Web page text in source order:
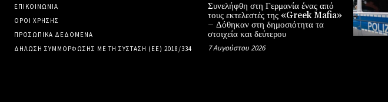
ΕΠΙΚΟΙΝΩΝΙΑ
ΟΡΟΙ ΧΡΗΣΗΣ
ΠΡΟΣΩΠΙΚΑ ΔΕΔΟΜΕΝΑ
ΔΗΛΩΣΗ ΣΥΜΜΟΡΦΩΣΗΣ ΜΕ ΤΗ ΣΥΣΤΑΣΗ (ΕΕ) 2018/334
Συνελήφθη στη Γερμανία ένας από
τους εκτελεστές της «Greek Mafia»
– Δόθηκαν στη δημοσιότητα τα
στοιχεία και δεύτερου
7 Αυγούστου 2026